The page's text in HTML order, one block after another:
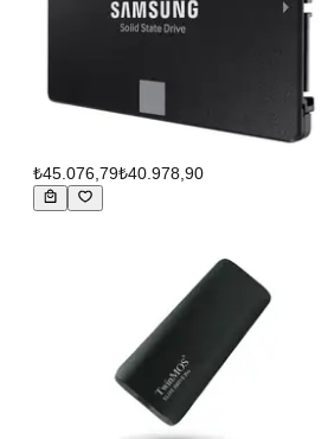
₺45.076,79₺40.978,90